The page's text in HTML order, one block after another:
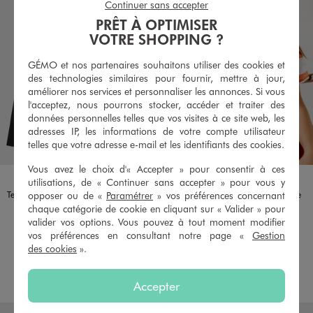
Disponible en 2 coloris
Tee-shirt manches longues uni en maille côtelée fille
7,99 €
-50% sur le 2ème produit d'été
AJOUTERAU PANIER
Disponible en 1 coloris
Tee-shirt manches courtes rayé fille
6,99 €
-50% sur le 2ème produit d'été
5/5 de moyenne
(7 avis)
AJOUTERAU PANIER
PRÊT À OPTIMISER
VOTRE SHOPPING ?
GÉMO et nos partenaires souhaitons utiliser des cookies et
des technologies similaires pour fournir, mettre à jour,
améliorer nos services et personnaliser les annonces. Si vous
l'acceptez, nous pourrons stocker, accéder et traiter des
données personnelles telles que vos visites à ce site web, les
adresses IP, les informations de votre compte utilisateur
telles que votre adresse e-mail et les identifiants des cookies.
Vous avez le choix d'« Accepter » pour consentir à ces
utilisations, de « Continuer sans accepter » pour vous y
opposer ou de « Paramétrer » vos préférences concernant
chaque catégorie de cookie en cliquant sur « Valider » pour
valider vos options. Vous pouvez à tout moment modifier
vos préférences en consultant notre page « Gestion
des cookies ».
Accepter
Continuer sans accepter